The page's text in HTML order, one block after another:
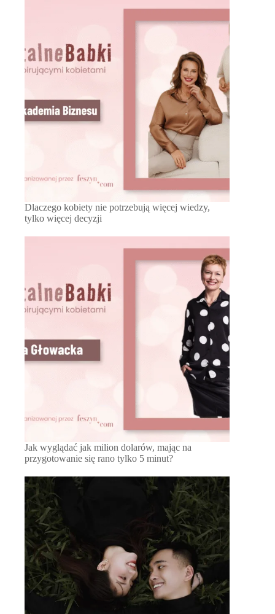
Dlaczego kobiety nie potrzebują więcej wiedzy,
tylko więcej decyzji
Jak wyglądać jak milion dolarów, mając na
przygotowanie się rano tylko 5 minut?